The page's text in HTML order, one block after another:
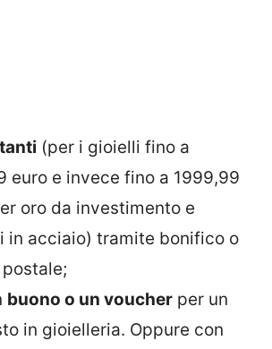
(per i gioielli fino a
euro e invece fino a 1999,99
oro da investimento e
in acciaio) tramite bonifico o
buono o un voucher per un
in gioielleria. Oppure con